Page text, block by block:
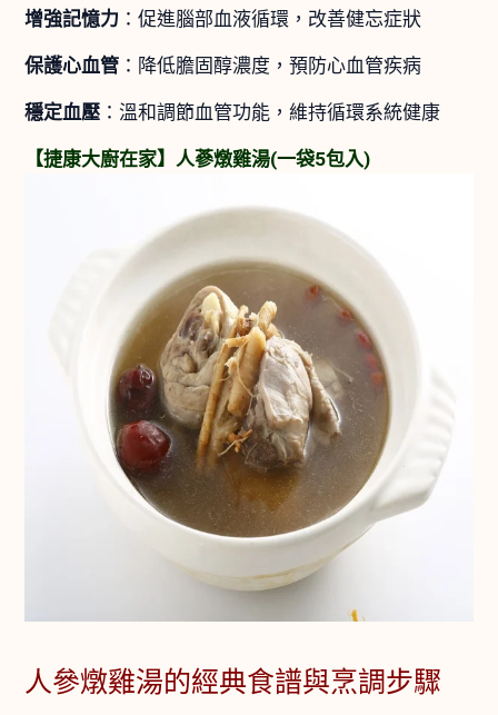
增強記憶力 ：促進腦部血液循環，改善健忘症狀
保護心血管 ：降低膽固醇濃度，預防心血管疾病
穩定血壓 ：溫和調節血管功能，維持循環系統健康
【捷康大廚在家】人蔘燉雞湯(一袋5包入)
人參燉雞湯的經典食譜與烹調步驟